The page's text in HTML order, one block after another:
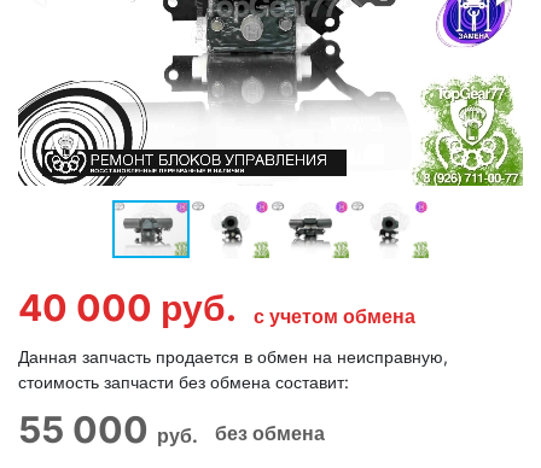
40 000 руб. с учетом обмена
Данная запчасть продается в обмен на неисправную,
стоимость запчасти без обмена составит:
55 000 руб. без обмена